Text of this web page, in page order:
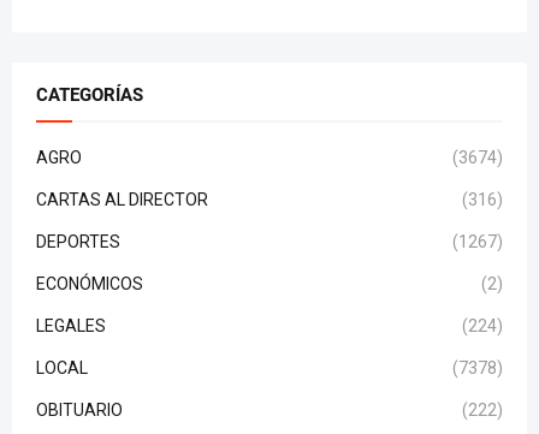
CATEGORÍAS
AGRO (3674)
CARTAS AL DIRECTOR (316)
DEPORTES (1267)
ECONÓMICOS (2)
LEGALES (224)
LOCAL (7378)
OBITUARIO (222)